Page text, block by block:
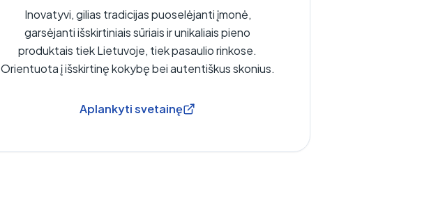
Inovatyvi, gilias tradicijas puoselėjanti įmonė,
garsėjanti išskirtiniais sūriais ir unikaliais pieno
produktais tiek Lietuvoje, tiek pasaulio rinkose.
Orientuota į išskirtinę kokybę bei autentiškus skonius.
Aplankyti svetainę